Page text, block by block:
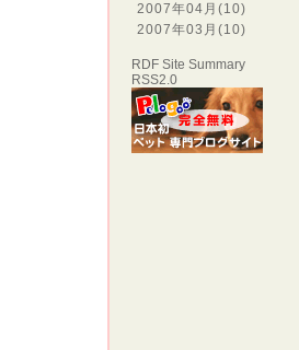
2007年04月 (10)
2007年03月 (10)
RDF Site Summary
RSS2.0